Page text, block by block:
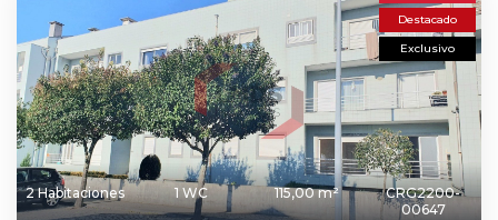
Destacado
Exclusivo
2 Habitaciones 1 WC 115,00 m²
CRG2200-
00647